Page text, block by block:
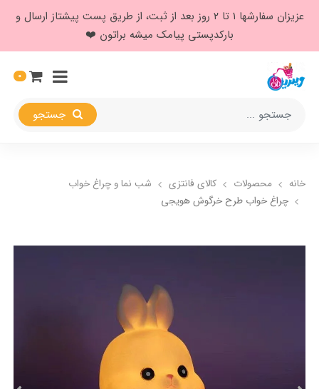
عزیزان سفارشها ۱ تا ۲ روز بعد از ثبت، از طریق پست پیشتاز ارسال و
بارکدپستی پیامک میشه براتون ❤️
0
خانه محصولات کالای فانتزی
شب نما و چراغ خواب
چراغ خواب طرح خرگوش هویجی